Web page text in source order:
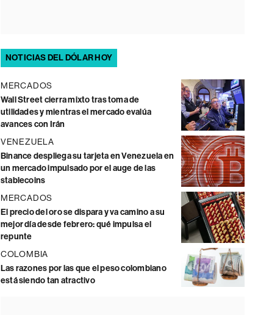
NOTICIAS DEL DÓLAR HOY
MERCADOS
Wall Street cierra mixto tras toma de
utilidades y mientras el mercado evalúa
avances con Irán
VENEZUELA
Binance despliega su tarjeta en Venezuela en
un mercado impulsado por el auge de las
stablecoins
MERCADOS
El precio del oro se dispara y va camino a su
mejor día desde febrero: qué impulsa el
repunte
COLOMBIA
Las razones por las que el peso colombiano
está siendo tan atractivo